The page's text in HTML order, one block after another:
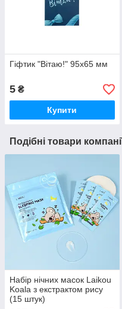
Гіфтик "Вітаю!" 95х65 мм
5 ₴
Купити
Подібні товари
Набір нічних масок Laikou
Koala з екстрактом рису
(15 штук)